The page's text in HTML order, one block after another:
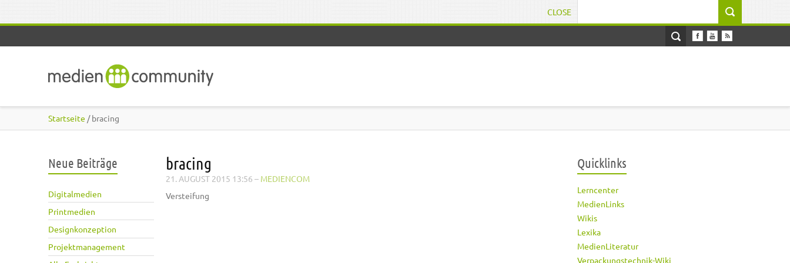
CLOSE
Startseite / bracing
Neue Beiträge
Digitalmedien
Printmedien
Designkonzeption
Projektmanagement
bracing
21. AUGUST 2015 13:56 – MEDIENCOM
Versteifung
Quicklinks
Lerncenter
MedienLinks
Wikis
Lexika
MedienLiteratur
Verpackungstechnik-Wiki